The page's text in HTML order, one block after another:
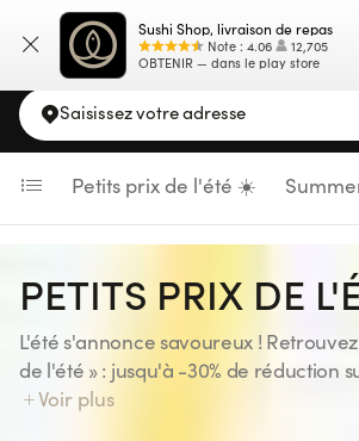
Sushi Shop, livraison de repas
Note : 4.06
12,705
OBTENIR — dans le play store
Carte
Saisissez votre adresse
Petits prix de l'été ☀️
PETITS PRIX DE
L'été s'annonce savoureux !
de l'été » : jusqu'à -30% de réduction
de recettes, pour votre plus grand
Voir plus